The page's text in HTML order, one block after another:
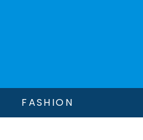
FASHION